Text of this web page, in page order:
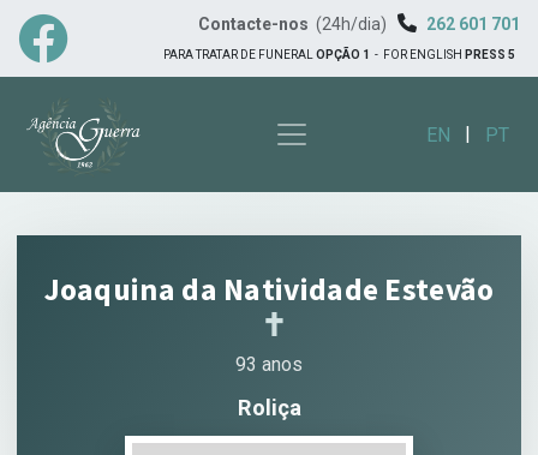
Contacte-nos (24h/dia) 262 601 701
PARA TRATAR DE FUNERAL OPÇÃO 1 - FOR ENGLISH PRESS 5
EN | PT
Joaquina da Natividade Estevão
✝︎
93 anos
Roliça